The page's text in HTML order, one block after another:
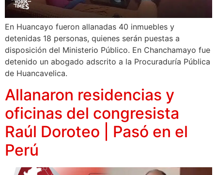
En Huancayo fueron allanadas 40 inmuebles y
detenidas 18 personas, quienes serán puestas a
disposición del Ministerio Público. En Chanchamayo fue
detenido un abogado adscrito a la Procuraduría Pública
de Huancavelica.
Allanaron residencias y
oficinas del congresista
Raúl Doroteo | Pasó en el
Perú